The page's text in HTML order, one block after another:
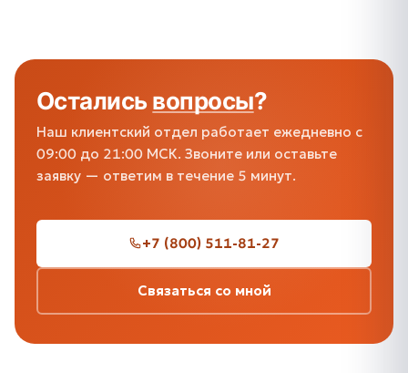
Осталисьвопросы?
Наш клиентский отдел работает ежедневно с
09:00 до 21:00 МСК. Звоните или оставьте
заявку — ответим в течение 5 минут.
+7 (800) 511-81-27
Связаться со мной